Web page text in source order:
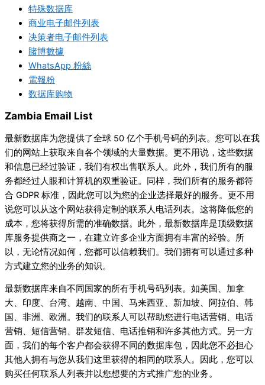
特殊数据库
商业电子邮件列表
决策者电子邮件列表
賭博數據
WhatsApp 粉絲
電報粉
数据库购物
Zambia Email List
最新数据库为您提供了全球 50 亿个手机号码的列表。您可以在我
们的网站上获取来自各个领域的大量数据。更不用说，这些数据
和信息已经过验证，我们有权出售联系人。此外，我们所有的服
务都经过人眼和计算机的双重验证。同样，我们所有的服务都符
合 GDPR 标准，因此您可以为您的企业选择最好的服务。更不用
说您可以从这个网站获得定制的联系人电话列表。这将降低您的
成本，您将获得所需的准确数据。此外，最新数据库是顶级数据
库服务提供商之一，在建立许多企业方面拥有丰富的经验。所
以，无论情况如何，您都可以信赖我们。我们拥有可以通过多种
方式建立您的业务的知识。
最新数据库来自不同国家的所有手机号码列表。如美国、加拿
大、印度、台湾、越南、中国、马来西亚、新加坡、阿拉伯、韩
国、非洲、欧洲。我们的联系人可以帮助您进行电话营销、电话
营销、短信营销、群发短信、电话推销和许多其他方式。另一方
面，我们的每个客户都会获得不同的数据库包，因此您不必担心
其他人拥有与您从我们这里获得的相同的联系人。因此，您可以
购买任何联系人列表并以您想要的方式推广您的业务。